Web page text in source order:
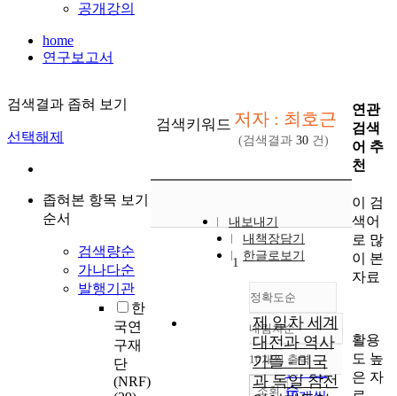
공개강의
home
연구보고서
검색결과 좁혀 보기
선택해제
좁혀본 항목 보기
순서
검색량순
가나다순
발행기관
한
국연
구재
단
(NRF)
검색키워드 저자 : 최호근
(검색결과 30 건)
내보내기
내책장담기
한글로보기
정확도순
정확도
순
인기도
순
내림차순
내림차순
10개씩 출력
조회
1
제 일차 세계
대전과 역사
가들 - 미국
과 독일 참전
연관
검색
어 추
천
이 검
색어
로 많
이 본
자료
활용
도 높
은 자